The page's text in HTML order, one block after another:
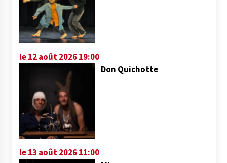
le 12 août 2026 19:00
Don Quichotte
le 13 août 2026 11:00